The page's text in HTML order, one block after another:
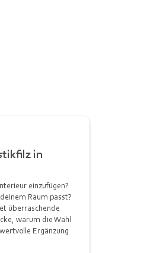
in
einzufügen?
Raum passt?
überraschende
warum die Wahl
Ergänzung